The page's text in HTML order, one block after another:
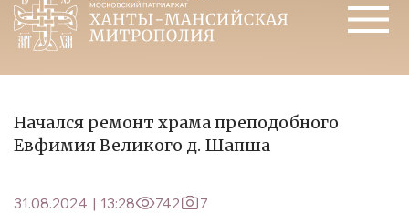
Начался ремонт храма преподобного
Евфимия Великого д. Шапша
31.08.2024 | 13:28 742 7